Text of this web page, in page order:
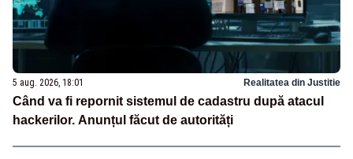
5 aug. 2026, 18:01 Realitatea din Justitie
Când va fi repornit sistemul de cadastru după atacul
hackerilor. Anunțul făcut de autorități